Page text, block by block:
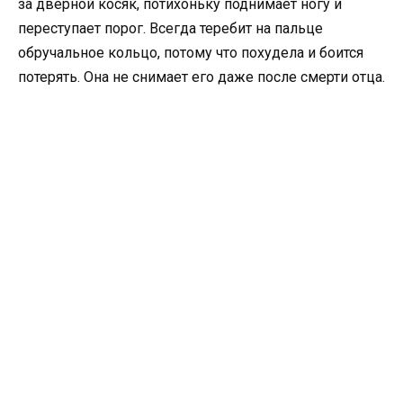
за дверной косяк, потихоньку поднимает ногу и
переступает порог. Всегда теребит на пальце
обручальное кольцо, потому что похудела и боится
потерять. Она не снимает его даже после смерти отца.